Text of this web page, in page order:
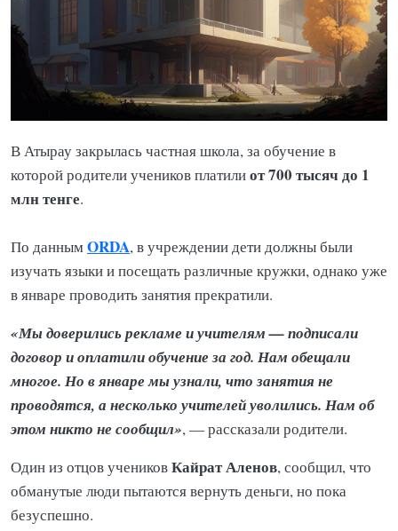
В Атырау закрылась частная школа, за обучение в
которой родители учеников платилиот 700 тысяч до 1
млн тенге.
По даннымORDA, в учреждении дети должны были
изучать языки и посещать различные кружки, однако уже
в январе проводить занятия прекратили.
«Мы доверились рекламе и учителям — подписали
договор и оплатили обучение за год. Нам обещали
многое. Но в январе мы узнали, что занятия не
проводятся, а несколько учителей уволились. Нам об
этом никто не сообщил», — рассказали родители.
Один из отцов учениковКайрат Аленов, сообщил, что
обманутые люди пытаются вернуть деньги, но пока
безуспешно.